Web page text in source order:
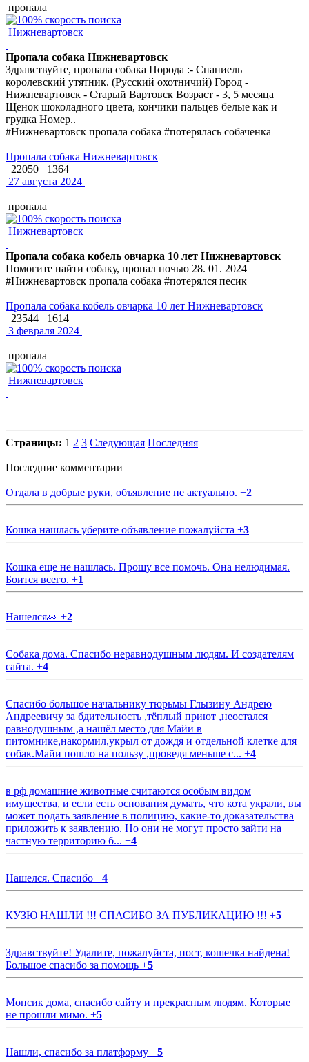
пропала
Нижневартовск
Пропала собака Нижневартовск
Здравствуйте, пропала собака Порода :- Спаниель
королевский утятник. (Русский охотничий) Город -
Нижневартовск - Старый Вартовск Возраст - 3, 5 месяца
Щенок шоколадного цвета, кончики пальцев белые как и
грудка Номер..
#Нижневартовск пропала собака #потерялась собаченка
Пропала собака Нижневартовск
22050
1364
27 августа 2024
пропала
Нижневартовск
Пропала собака кобель овчарка 10 лет Нижневартовск
Помогите найти собаку, пропал ночью 28. 01. 2024
#Нижневартовск пропала собака #потерялся песик
Пропала собака кобель овчарка 10 лет Нижневартовск
23544
1614
3 февраля 2024
пропала
Нижневартовск
Страницы: 1 2 3 Следующая Последняя
Последние комментарии
Отдала в добрые руки, объявление не актуально. +2
Кошка нашлась уберите объявление пожалуйста +3
Кошка еще не нашлась. Прошу все помочь. Она нелюдимая.
Боится всего. +1
Нашелся🙏 +2
Собака дома. Спасибо неравнодушным людям. И создателям
сайта. +4
Спасибо большое начальнику тюрьмы Глызину Андрею
Андреевичу за бдительность ,тёплый приют ,неостался
равнодушным ,а нашёл место для Майи в
питомнике,накормил,укрыл от дождя и отдельной клетке для
собак.Майи пошло на пользу ,проведя меньше с... +4
в рф домашние животные считаются особым видом
имущества, и если есть основания думать, что кота украли, вы
может подать заявление в полицию, какие-то доказательства
приложить к заявлению. Но они не могут просто зайти на
частную территорию б... +4
Нашелся. Спасибо +4
КУЗЮ НАШЛИ !!! СПАСИБО ЗА ПУБЛИКАЦИЮ !!! +5
Здравствуйте! Удалите, пожалуйста, пост, кошечка найдена!
Большое спасибо за помощь +5
Мопсик дома, спасибо сайту и прекрасным людям. Которые
не прошли мимо. +5
Нашли, спасибо за платформу +5